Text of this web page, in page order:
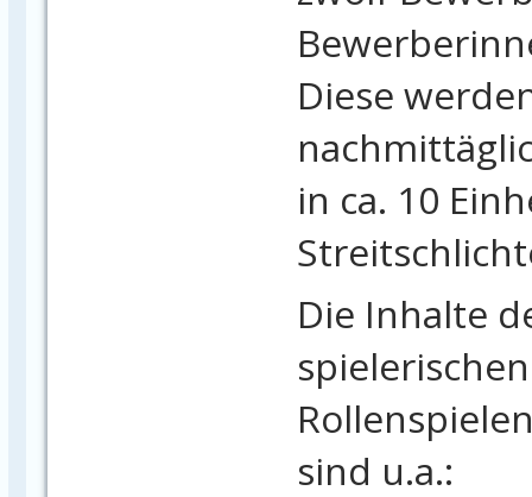
Diese
in ca. 10
Die Inhalte
sind u.a.: